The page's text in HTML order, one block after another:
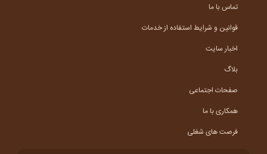
تماس با ما
قوانین و شرایط استفاده از خدمات
اخبار سایت
بلاگ
صفحات اجتماعی
همکاری با ما
فرصت های شغلی